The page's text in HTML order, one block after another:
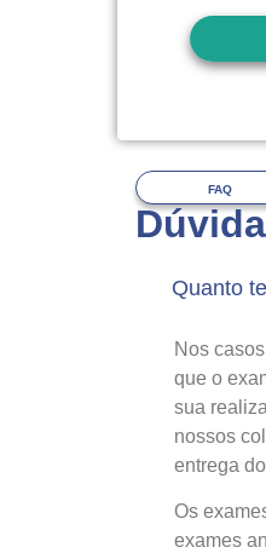
FAQ
Quanto
Nos
que o
sua
nossos
entrega
Os
exames